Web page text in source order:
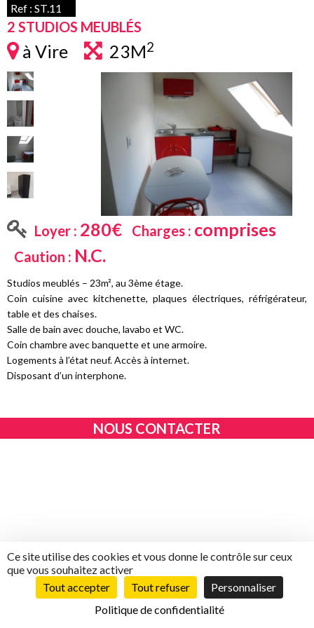
Ref : ST.11
2 STUDIOS MEUBLÉS
à Vire 23M2
Loyer : 280€ Charges : comprises
Caution : N.C.
Studios meublés – 23m², au 3ème étage.
Coin cuisine avec kitchenette, plaques électriques, réfrigérateur,
table et des chaises.
Salle de bain avec douche, lavabo et WC.
Coin chambre avec banquette et une armoire.
Logements à l’état neuf. Accès à internet.
Disposant d’un interphone.
NOUS CONTACTER
Panneau de gestion des cookies
Ce site utilise des cookies et vous donne le contrôle sur ceux
que vous souhaitez activer
Tout accepter
Tout refuser
Personnaliser
Politique de confidentialité